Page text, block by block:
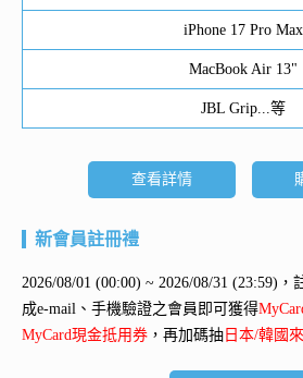
iPhone 17 Pro Max
MacBook Air 13"
JBL Grip...等
查看詳情
新會員註冊禮
2026/08/01 (00:00) ~ 2026/08/31 (23:59)
成e-mail、手機驗證之會員即可獲得
MyCard現金抵用券 ，再加碼抽 日本/韓國